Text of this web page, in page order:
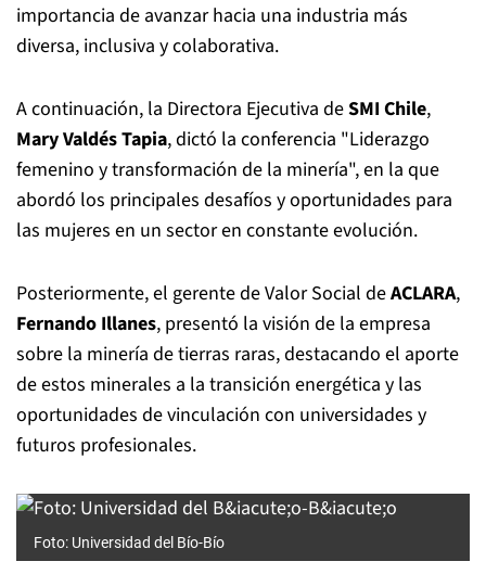
importancia de avanzar hacia una industria más
diversa, inclusiva y colaborativa.
A continuación, la Directora Ejecutiva deSMI Chile,
Mary Valdés Tapia, dictó la conferencia "Liderazgo
femenino y transformación de la minería", en la que
abordó los principales desafíos y oportunidades para
las mujeres en un sector en constante evolución.
Posteriormente, el gerente de Valor Social deACLARA,
Fernando Illanes, presentó la visión de la empresa
sobre la minería de tierras raras, destacando el aporte
de estos minerales a la transición energética y las
oportunidades de vinculación con universidades y
futuros profesionales.
Foto: Universidad del Bío-Bío